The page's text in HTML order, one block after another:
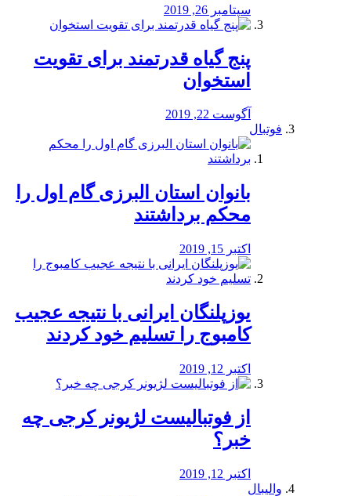
سپتامبر 26, 2019
پنج گیاه قدرتمند برای تقویت
استخوان
آگوست 22, 2019
فوتبال
بانوان استان البرزی گام اول را
محكم برداشتند
اکتبر 15, 2019
یوزپلنگان ایرانی با نتیجه عجیب
کامبوج را تسلیم خود کردند
اکتبر 12, 2019
از فوتبالیست لژیونر کرجی چه
خبر؟
اکتبر 12, 2019
والیبال